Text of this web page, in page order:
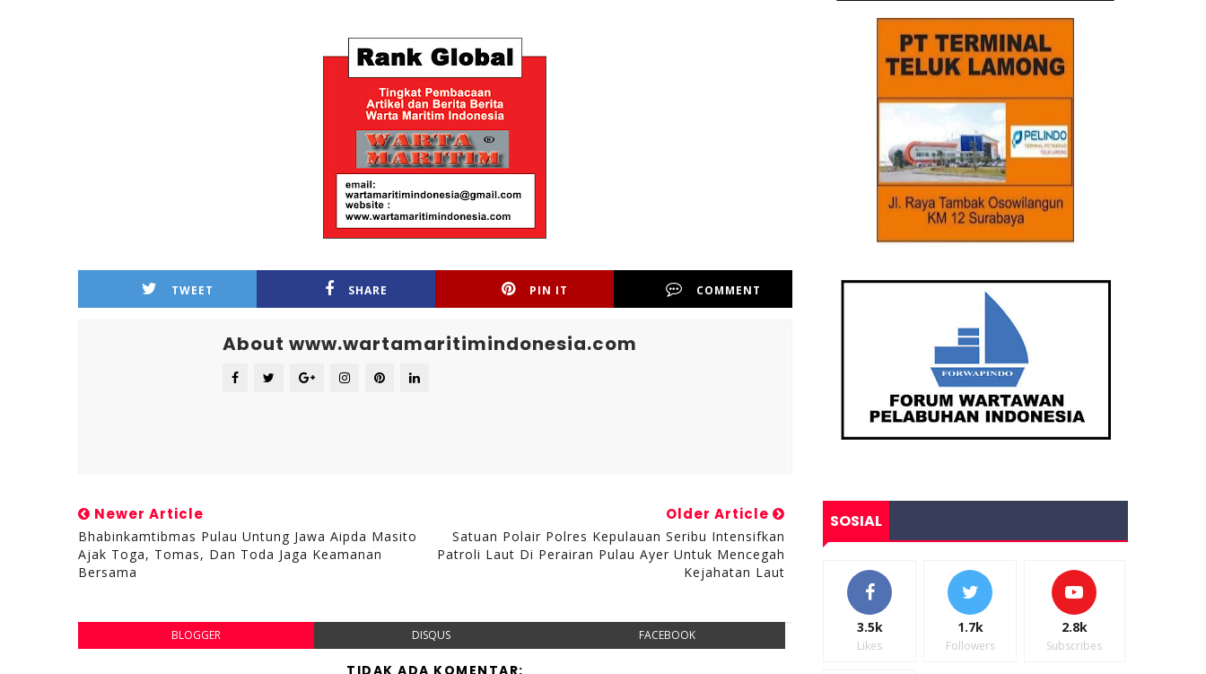
TWEET SHARE PIN IT COMMENT
About www.wartamaritimindonesia.com
Newer Article
Bhabinkamtibmas Pulau Untung Jawa Aipda Masito
Ajak Toga, Tomas, Dan Toda Jaga Keamanan
Bersama
Older Article
Satuan Polair Polres Kepulauan Seribu Intensifkan
Patroli Laut Di Perairan Pulau Ayer Untuk Mencegah
Kejahatan Laut
BLOGGER DISQUS FACEBOOK
TIDAK ADA KOMENTAR:
SOSIAL
3.5k
Likes
1.7k
Followers
2.8k
Subscribes